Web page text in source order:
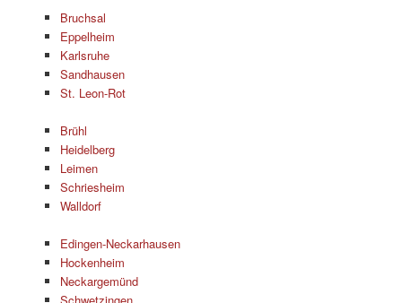
Bruchsal
Eppelheim
Karlsruhe
Sandhausen
St. Leon-Rot
Brühl
Heidelberg
Leimen
Schriesheim
Walldorf
Edingen-Neckarhausen
Hockenheim
Neckargemünd